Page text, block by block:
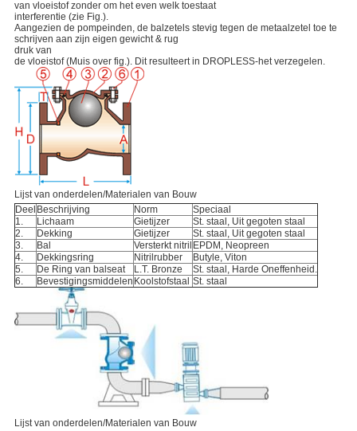
van vloeistof zonder om het even welk toestaat
interferentie (zie Fig.).
Aangezien de pompeinden, de balzetels stevig tegen de metaalzetel toe te
schrijven aan zijn eigen gewicht & rug
druk van
de vloeistof (Muis over fig.). Dit resulteert in DROPLESS-het verzegelen.
Lijst van onderdelen/Materialen van Bouw
Deel Beschrijving Norm
Speciaal
1.
Lichaam Gietijzer
St. staal, Uit gegoten staal
2.
Dekking Gietijzer
St. staal, Uit gegoten staal
3.
Bal Versterkt nitril EPDM, Neopreen
4.
Dekkingsring Nitrilrubber
Butyle, Viton
5.
De Ring van balseat L.T. Bronze
St. staal, Harde Oneffenheid.
6.
Bevestigingsmiddelen Koolstofstaal St. staal
Lijst van onderdelen/Materialen van Bouw